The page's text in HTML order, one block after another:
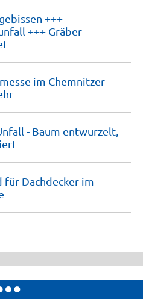
+++
+++ Gräber
im Chemnitzer
- Baum entwurzelt,
für Dachdecker im